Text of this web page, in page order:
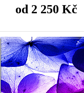
od 2 250 Kč